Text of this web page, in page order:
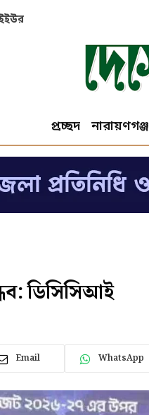
প্রচ্ছদ নারায়ণগঞ্জ
ডিসিসিআই
Email WhatsApp